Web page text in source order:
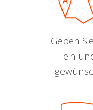
Geben
ein